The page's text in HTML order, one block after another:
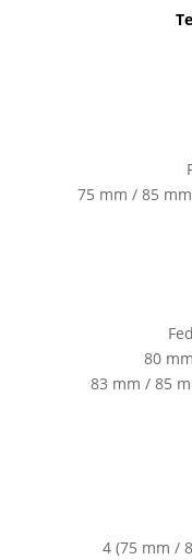
75 mm / 85
80
83 mm / 85
4 (75 mm /